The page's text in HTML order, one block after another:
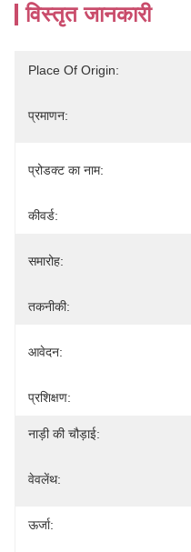
विस्तृत जानकारी
Place Of Origin:
प्रमाणन:
प्रोडक्ट का नाम:
कीवर्ड:
समारोह:
तकनीकी:
आवेदन:
प्रशिक्षण:
नाड़ी की चौड़ाई:
वेवलेंथ:
ऊर्जा: